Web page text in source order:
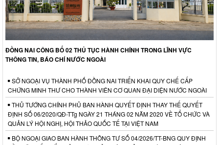
ĐỒNG NAI CÔNG BỐ 02 THỦ TỤC HÀNH CHÍNH TRONG LĨNH VỰC
THÔNG TIN, BÁO CHÍ NƯỚC NGOÀI
SỞ NGOẠI VỤ THÀNH PHỐ ĐỒNG NAI TRIỂN KHAI QUY CHẾ CẤP
CHỨNG MINH THƯ CHO THÀNH VIÊN CƠ QUAN ĐẠI DIỆN NƯỚC NGOÀI
THỦ TƯỚNG CHÍNH PHỦ BAN HÀNH QUYẾT ĐỊNH THAY THẾ QUYẾT
ĐỊNH SỐ 06/2020/QĐ-TTg NGÀY 21 THÁNG 02 NĂM 2020 VỀ TỔ CHỨC VÀ
QUẢN LÝ HỘI NGHỊ, HỘI THẢO QUỐC TẾ TẠI VIỆT NAM
BỘ NGOẠI GIAO BAN HÀNH THÔNG TƯ SỐ 04/2026/TT-BNG QUY ĐỊNH